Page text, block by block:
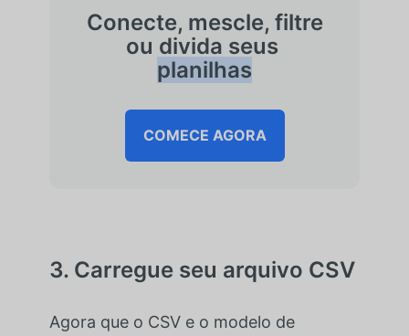
Conecte, mescle, filtre
ou divida seus
planilhas
COMECE AGORA
3. Carregue seu arquivo CSV
Agora que o CSV e o modelo de